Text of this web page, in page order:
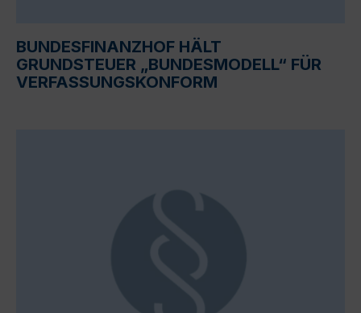
BUNDESFINANZHOF HÄLT
GRUNDSTEUER „BUNDESMODELL“ FÜR
VERFASSUNGSKONFORM